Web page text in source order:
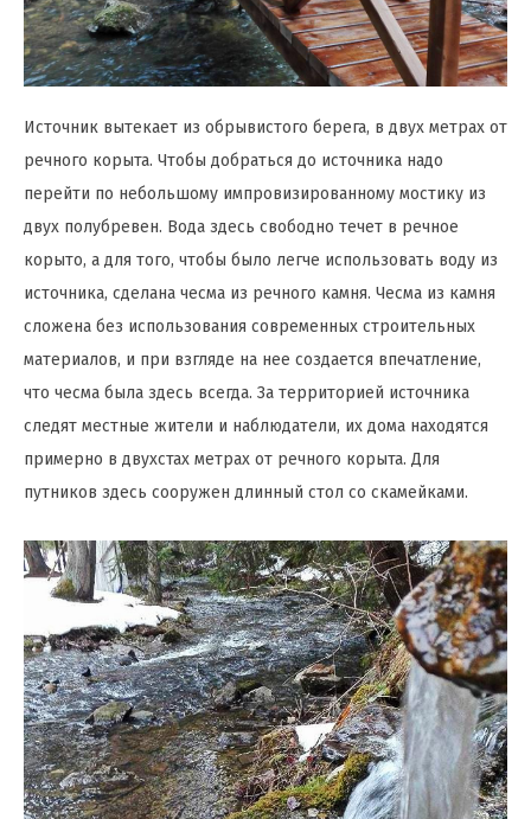
Источник вытекает из обрывистого берега, в двух метрах от
речного корыта. Чтобы добраться до источника надо
перейти по небольшому импровизированному мостику из
двух полубревен. Вода здесь свободно течет в речное
корыто, а для того, чтобы было легче использовать воду из
источника, сделана чесма из речного камня. Чесма из камня
сложена без использования современных строительных
материалов, и при взгляде на нее создается впечатление,
что чесма была здесь всегда. За территорией источника
следят местные жители и наблюдатели, их дома находятся
примерно в двухстах метрах от речного корыта. Для
путников здесь сооружен длинный стол со скамейками.